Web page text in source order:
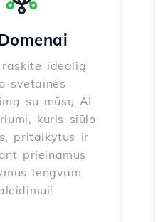
idealią
svetainės
su mūsų AI
kuris siūlo
pritaikytus ir
prieinamus
lengvam